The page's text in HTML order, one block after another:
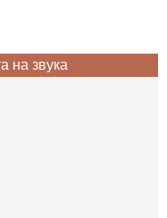
на звука